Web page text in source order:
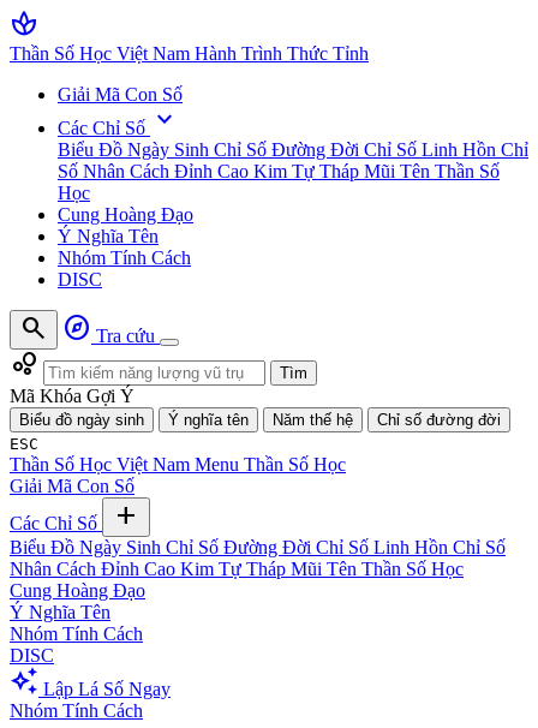
spa
Thần Số Học Việt Nam Hành Trình Thức Tỉnh
Giải Mã Con Số
Các Chỉ Số expand_more
Biểu Đồ Ngày Sinh Chỉ Số Đường Đời Chỉ Số Linh Hồn Chỉ
Số Nhân Cách Đỉnh Cao Kim Tự Tháp Mũi Tên Thần Số
Học
Cung Hoàng Đạo
Ý Nghĩa Tên
Nhóm Tính Cách
DISC
search explore Tra cứu
bubble_chart Tìm
Mã Khóa Gợi Ý
Biểu đồ ngày sinh Ý nghĩa tên Năm thế hệ
Chỉ số đường đời
ESC
Thần Số Học Việt Nam Menu Thần Số Học
Giải Mã Con Số
Các Chỉ Số
add
Biểu Đồ Ngày Sinh Chỉ Số Đường Đời Chỉ Số Linh Hồn Chỉ Số
Nhân Cách Đỉnh Cao Kim Tự Tháp Mũi Tên Thần Số Học
Cung Hoàng Đạo
Ý Nghĩa Tên
Nhóm Tính Cách
DISC
auto_awesome Lập Lá Số Ngay
Nhóm Tính Cách